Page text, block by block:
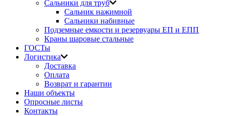
Сальники для труб
Сальник нажимной
Сальники набивные
Подземные емкости и резервуары ЕП и ЕПП
Краны шаровые стальные
ГОСТы
Логистика
Доставка
Оплата
Возврат и гарантии
Наши объекты
Опросные листы
Контакты